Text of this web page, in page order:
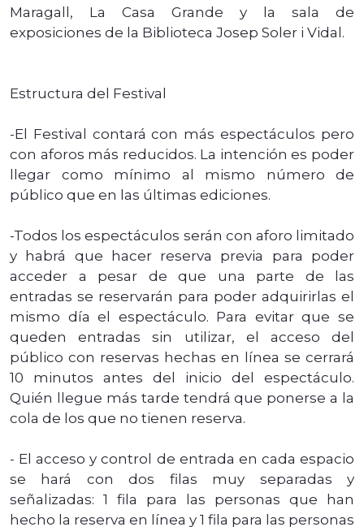
Maragall, La Casa Grande y la sala de
exposiciones de la Biblioteca Josep Soler i Vidal.
Estructura del Festival
-El Festival contará con más espectáculos pero
con aforos más reducidos. La intención es poder
llegar como mínimo al mismo número de
público que en las últimas ediciones.
-Todos los espectáculos serán con aforo limitado
y habrá que hacer reserva previa para poder
acceder a pesar de que una parte de las
entradas se reservarán para poder adquirirlas el
mismo día el espectáculo. Para evitar que se
queden entradas sin utilizar, el acceso del
público con reservas hechas en línea se cerrará
10 minutos antes del inicio del espectáculo.
Quién llegue más tarde tendrá que ponerse a la
cola de los que no tienen reserva.
- El acceso y control de entrada en cada espacio
se hará con dos filas muy separadas y
señalizadas: 1 fila para las personas que han
hecho la reserva en línea y 1 fila para las personas